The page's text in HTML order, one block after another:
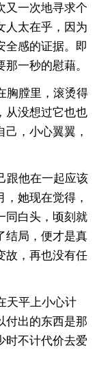
又一次地寻求个
人太在乎，因为
全感的证据。即
一秒的慰藉。
胸膛里，滚烫得
从没想过它也也
，小心翼翼，
跟他在一起应该
她现在觉得，
同白头，顷刻就
结局，便才是真
故，再也没有任
天平上小心计
付出的东西是那
时不计代价去爱